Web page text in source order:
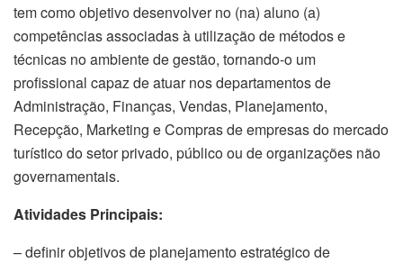
tem como objetivo desenvolver no (na) aluno (a)
competências associadas à utilização de métodos e
técnicas no ambiente de gestão, tornando-o um
profissional capaz de atuar nos departamentos de
Administração, Finanças, Vendas, Planejamento,
Recepção, Marketing e Compras de empresas do mercado
turístico do setor privado, público ou de organizações não
governamentais.
Atividades Principais:
– definir objetivos de planejamento estratégico de